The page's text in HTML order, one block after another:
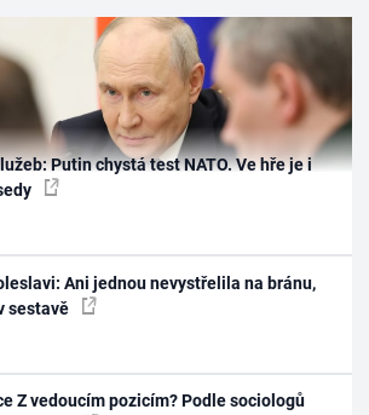
Putin chystá test NATO. Ve hře je i
Ani jednou nevystřelila na bránu,
sestavě
Z vedoucím pozicím? Podle sociologů